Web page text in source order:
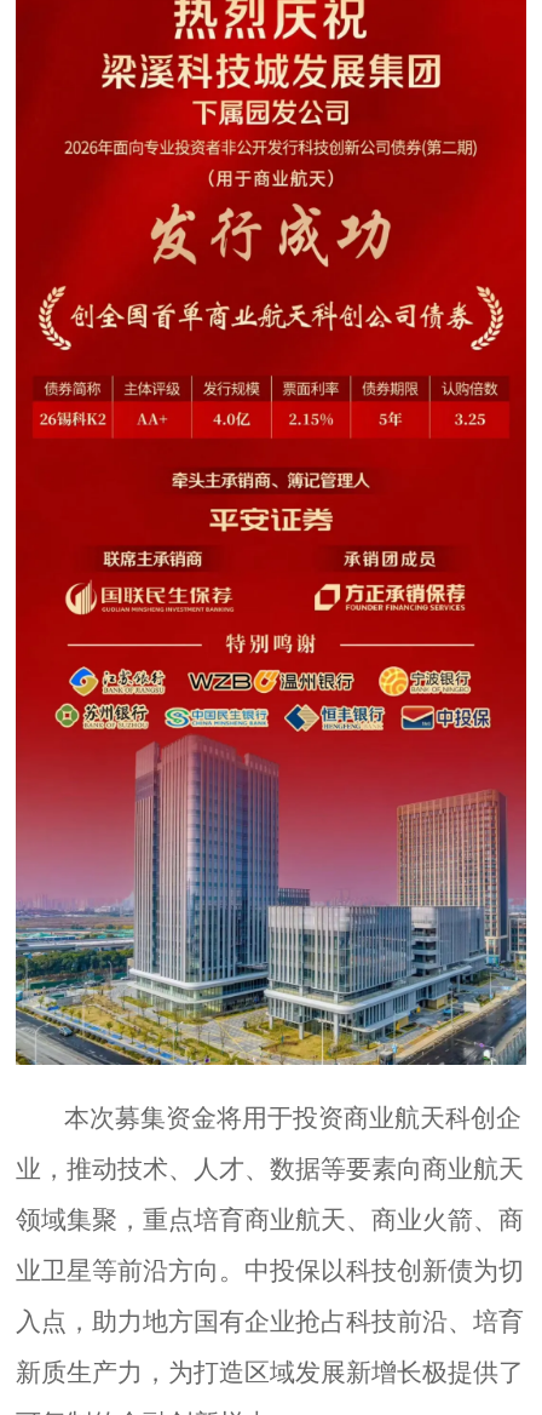
本次募集资金将用于投资商业航天科创企
业，推动技术、人才、数据等要素向商业航天
领域集聚，重点培育商业航天、商业火箭、商
业卫星等前沿方向。中投保以科技创新债为切
入点，助力地方国有企业抢占科技前沿、培育
新质生产力，为打造区域发展新增长极提供了